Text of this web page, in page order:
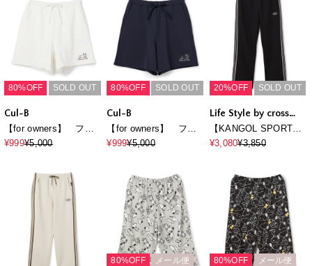
80%OFF SOLD OUT
Cul-B
【for owners】 フレ
ブル刺しゅう裏毛ハー
¥999¥5,000
80%OFF SOLD OUT
Cul-B
【for owners】 フレ
ブル刺しゅう裏毛ハー
¥999¥5,000
20%OFF SOLD OUT
Life Style by cross
marche
【KANGOL SPORT】
サイドライントラック
新色追加◆
¥3,080¥3,850
80%OFF
メール便
80%OFF
メール便